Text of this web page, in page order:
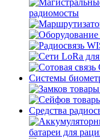
радиомосты
Системы
Средства
батареи для